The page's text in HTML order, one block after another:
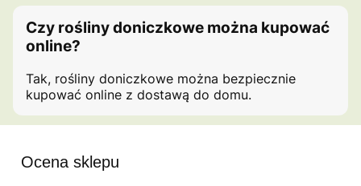
Czy rośliny doniczkowe można kupować
online?
Tak, rośliny doniczkowe można bezpiecznie
kupować online z dostawą do domu.
Ocena sklepu